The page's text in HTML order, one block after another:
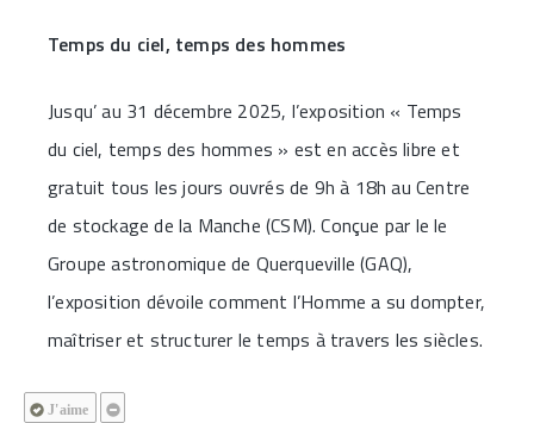
Temps du ciel, temps des hommes
Jusqu’ au 31 décembre 2025, l’exposition « Temps
du ciel, temps des hommes » est en accès libre et
gratuit tous les jours ouvrés de 9h à 18h au Centre
de stockage de la Manche (CSM). Conçue par le le
Groupe astronomique de Querqueville (GAQ),
l’exposition dévoile comment l’Homme a su dompter,
maîtriser et structurer le temps à travers les siècles.
J'aime